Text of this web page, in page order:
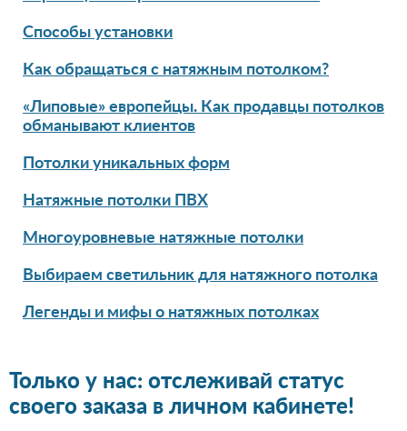
Способы установки
Как обращаться с натяжным потолком?
«Липовые» европейцы. Как продавцы потолков
обманывают клиентов
Потолки уникальных форм
Натяжные потолки ПВХ
Многоуровневые натяжные потолки
Выбираем светильник для натяжного потолка
Легенды и мифы о натяжных потолках
Только у нас: отслеживай статус
своего заказа в личном кабинете!